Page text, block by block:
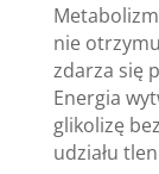
nie
zdarza się
Energia
glikolizę
udziału